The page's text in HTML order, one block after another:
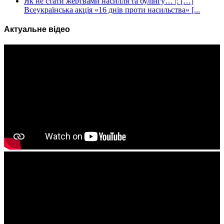
Всеукраїнська акція «16 днів проти насильства» [...
Актуальне відео